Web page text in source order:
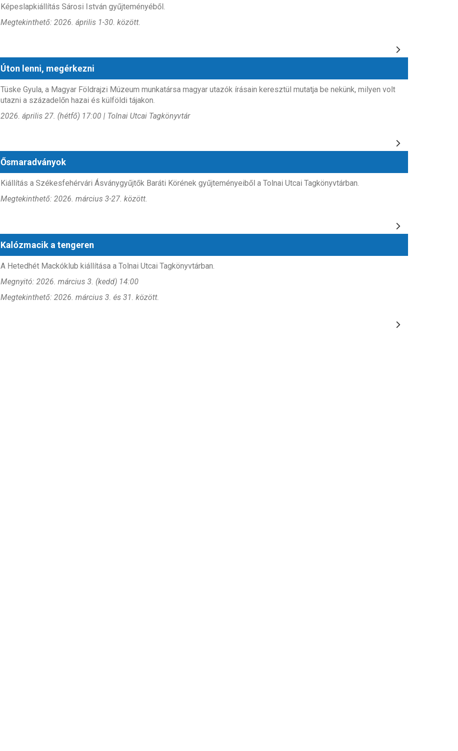
Képeslapkiállítás Sárosi István gyűjteményéből.
Megtekinthető: 2026. április 1-30. között.
Úton lenni, megérkezni
Tüske Gyula, a Magyar Földrajzi Múzeum munkatársa magyar utazók írásain keresztül mutatja be nekünk, milyen volt
utazni a századelőn hazai és külföldi tájakon.
2026. április 27. (hétfő) 17:00 | Tolnai Utcai Tagkönyvtár
Ősmaradványok
Kiállítás a Székesfehérvári Ásványgyűjtők Baráti Körének gyűjteményeiből a Tolnai Utcai Tagkönyvtárban.
Megtekinthető: 2026. március 3-27. között.
Kalózmacik a tengeren
A Hetedhét Mackóklub kiállítása a Tolnai Utcai Tagkönyvtárban.
Megnyitó: 2026. március 3. (kedd) 14:00
Megtekinthető: 2026. március 3. és 31. között.